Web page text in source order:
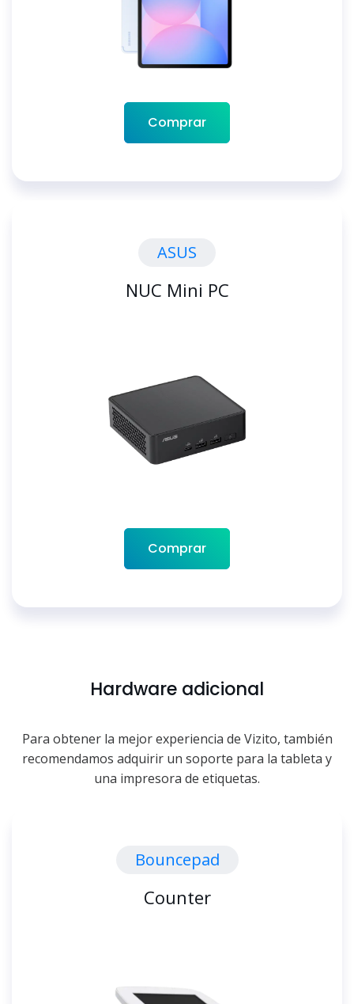
Comprar
ASUS
NUC Mini PC
Comprar
Hardware adicional
Para obtener la mejor experiencia de Vizito, también
recomendamos adquirir un soporte para la tableta y
una impresora de etiquetas.
Bouncepad
Counter